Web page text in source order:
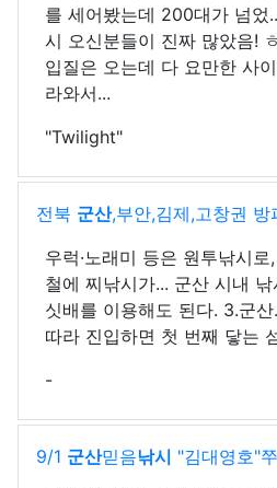
를 세어봤는데 200대가 넘었
시 오신분들이 진짜 많았음!
입질은 오는데 다 요만한 사
라와서...
"Twilight"
전북 군산,부안,김제,고창권 방
우럭·노래미 등은 원투낚시로
철에 찌낚시가... 군산 시내
싯배를 이용해도 된다. 3.군
따라 진입하면 첫 번째 닿는
-
9/1 군산믿음낚시 "김대영호"